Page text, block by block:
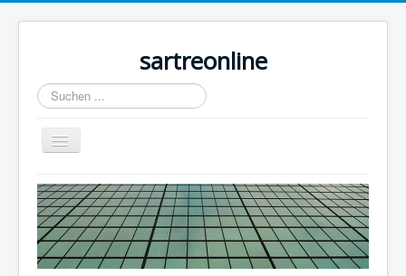
sartreonline
Suchen
...
Navigation
an/aus
Home
Texte
Videos